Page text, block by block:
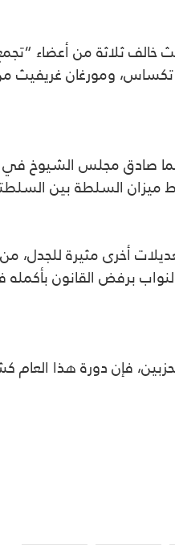
خالف ثلاثة من أعضاء
ومورغان غريفيث
الوطني، الذي تبلغ ميزانيته 892.6 مليار
برفض القانون
فإن دورة هذا